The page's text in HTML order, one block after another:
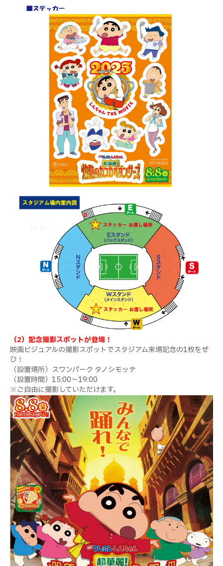
（2）記念撮影スポットが登場！
映画ビジュアルの撮影スポットでスタジアム来場記念の1枚をぜ
ひ！
（設置場所）スワンパーク タノシモッテ
（設置時間） 15:00～19:00
※ご自由に撮影していただけます。